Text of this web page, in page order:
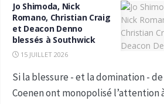
Jo Shimoda, Nick
Romano, Christian Craig
et Deacon Denno
blessés à Southwick
15 JUILLET 2026
Si la blessure - et la domination - de
Coenen ont monopolisé l’attention